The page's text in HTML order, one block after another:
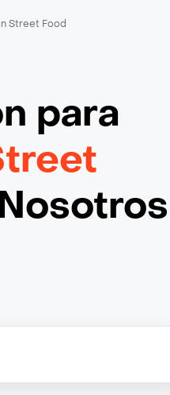
Street Food
para